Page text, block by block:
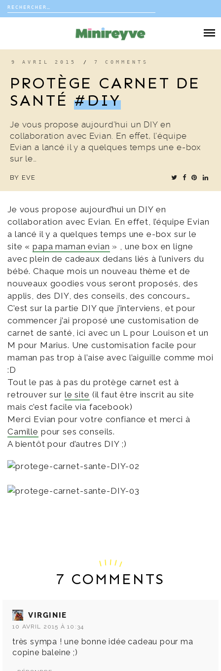
Rechercher :
DÉCO
COUP DE COEUR
9 AVRIL 2015 / 7 COMMENTS
PROTÈGE CARNET DE
SANTÉ#DIY
Je vous propose aujourd’hui un DIY en
collaboration avec Evian. En effet, l’équipe
Evian a lancé il y a quelques temps une e-box
sur le…
BY EVE
Je vous propose aujourd’hui un DIY en
collaboration avec Evian. En effet, l’équipe Evian
a lancé il y a quelques temps une e-box sur le
site « papa maman evian » , une box en ligne
avec plein de cadeaux dedans liés à l’univers du
bébé. Chaque mois un nouveau thème et de
nouveaux goodies vous seront proposés, des
applis, des DIY, des conseils, des concours…
C’est sur la partie DIY que j’interviens, et pour
commencer j’ai proposé une customisation de
carnet de santé, ici avec un L pour Louison et un
M pour Marius. Une customisation facile pour
maman pas trop à l’aise avec l’aiguille comme moi
:D
Tout le pas à pas du protège carnet est à
retrouver sur le site (il faut être inscrit au site
mais c’est facile via facebook)
Merci Evian pour votre confiance et merci à
Camille pour ses conseils.
A bientôt pour d’autres DIY ;)
7 COMMENTS
VIRGINIE
10 AVRIL 2015 À 10:34
très sympa ! une bonne idée cadeau pour ma
copine baleine ;)